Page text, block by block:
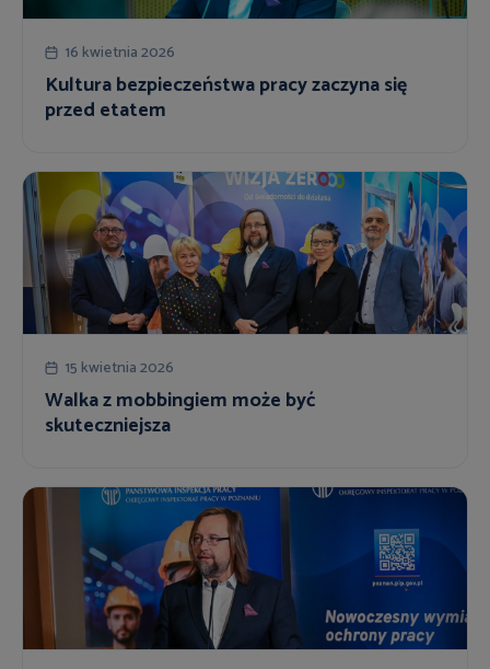
16 kwietnia 2026
Kultura bezpieczeństwa pracy zaczyna się
przed etatem
15 kwietnia 2026
Walka z mobbingiem może być
skuteczniejsza